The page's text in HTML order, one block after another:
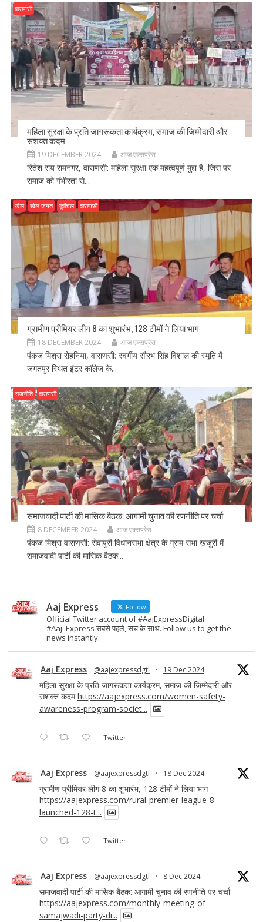
वाराणसी
महिला सुरक्षा के प्रति जागरूकता कार्यक्रम, समाज की जिम्मेदारी और
सशक्त कदम
19 DECEMBER 2024 आज एक्सप्रेस
रितेश राय रामनगर, वाराणसी: महिला सुरक्षा एक महत्वपूर्ण मुद्दा है, जिस पर
समाज को गंभीरता से...
खेल खेल जगत पूर्वांचल वाराणसी
ग्रामीण प्रीमियर लीग 8 का शुभारंभ, 128 टीमों ने लिया भाग
18 DECEMBER 2024 आज एक्सप्रेस
पंकज मिश्रा रोहनिया, वाराणसी: स्वर्गीय सौरभ सिंह विशाल की स्मृति में
जगतपुर स्थित इंटर कॉलेज के...
राजनीति वाराणसी
समाजवादी पार्टी की मासिक बैठक: आगामी चुनाव की रणनीति पर चर्चा
8 DECEMBER 2024 आज एक्सप्रेस
पंकज मिश्रा वाराणसी: सेवापुरी विधानसभा क्षेत्र के ग्राम सभा खजुरी में
समाजवादी पार्टी की मासिक बैठक...
Aaj Express Follow
Official Twitter account of #AajExpressDigital
#Aaj_Express सबसे पहले, सच के साथ. Follow us to get the
news instantly.
Aaj Express @aajexpressdgtl · 19 Dec 2024
महिला सुरक्षा के प्रति जागरूकता कार्यक्रम, समाज की जिम्मेदारी और
सशक्त कदमhttps://aajexpress.com/women-safety-
awareness-program-societ...
Twitter
Aaj Express @aajexpressdgtl · 18 Dec 2024
ग्रामीण प्रीमियर लीग 8 का शुभारंभ, 128 टीमों ने लिया भाग
https://aajexpress.com/rural-premier-league-8-
launched-128-t...
Twitter
Aaj Express @aajexpressdgtl · 8 Dec 2024
समाजवादी पार्टी की मासिक बैठक: आगामी चुनाव की रणनीति पर चर्चा
https://aajexpress.com/monthly-meeting-of-
samajwadi-party-di...